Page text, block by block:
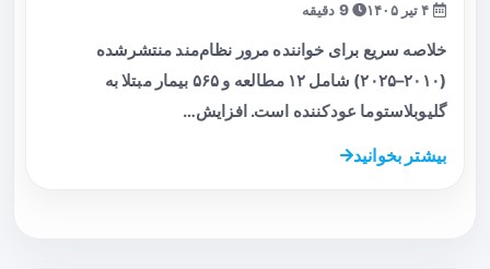
9 دقیقه
خلاصه سریع برای خواننده مرور نظام‌مند منتشرشده
(۲۰۱۰–۲۰۲۵) شامل ۱۲ مطالعه و ۵۶۵ بیمار مبتلا به
گلیوبلاستوما عودکننده است. افزایش…
بیشتر بخوانید